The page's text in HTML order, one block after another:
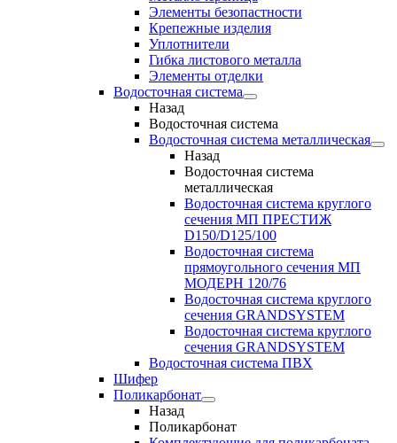
Элементы безопастности
Крепежные изделия
Уплотнители
Гибка листового металла
Элементы отделки
Водосточная система
Назад
Водосточная система
Водосточная система металлическая
Назад
Водосточная система
металлическая
Водосточная система круглого
сечения МП ПРЕСТИЖ
D150/D125/100
Водосточная система
прямоугольного сечения МП
МОДЕРН 120/76
Водосточная система круглого
сечения GRANDSYSTEM
Водосточная система круглого
сечения GRANDSYSTEM
Водосточная система ПВХ
Шифер
Поликарбонат
Назад
Поликарбонат